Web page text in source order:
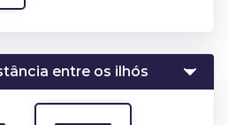
entre os ilhós